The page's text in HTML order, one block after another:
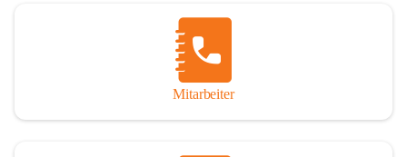
Mitarbeiter